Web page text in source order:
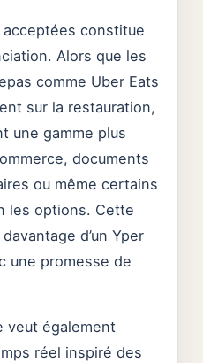
constitue
Alors que les
comme Uber Eats
sur la restauration,
une gamme plus
documents
ou même certains
les options. Cette
d’un Yper
une promesse de
veut également
réel inspiré des